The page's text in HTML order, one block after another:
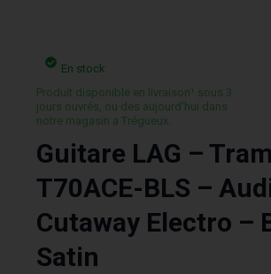
En stock
Produit disponible en livraison¹ sous 3
jours ouvrés, ou des aujourd’hui dans
notre magasin a Trégueux.
Guitare LAG –
T70ACE-BLS –
Cutaway Electro –
Satin